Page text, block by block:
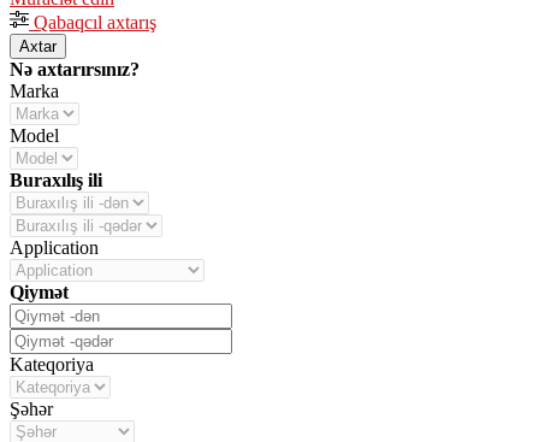
Qabaqcıl axtarış
Axtar
Nə axtarırsınız?
Marka
Model
Buraxılış ili
Application
Qiymət
Kateqoriya
Şəhər